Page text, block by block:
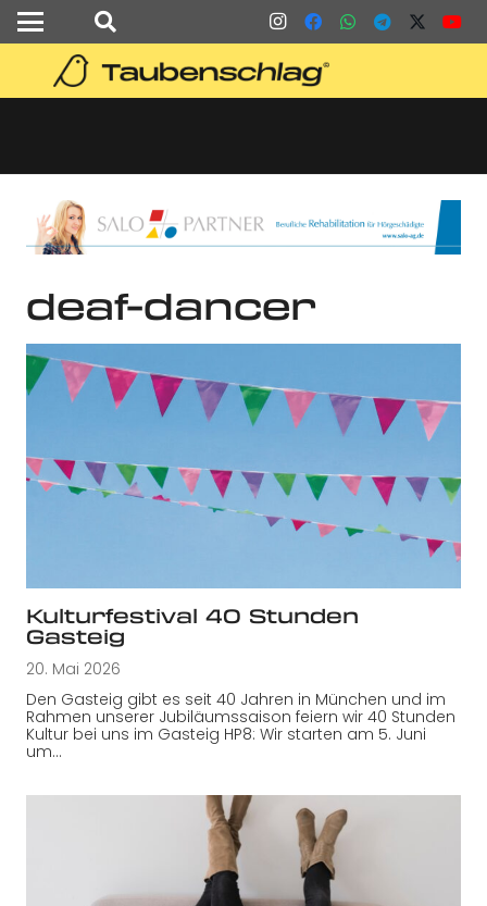
deaf-dancer
Kulturfestival 40 Stunden
Gasteig
20. Mai 2026
Den Gasteig gibt es seit 40 Jahren in München und im
Rahmen unserer Jubiläumssaison feiern wir 40 Stunden
Kultur bei uns im Gasteig HP8: Wir starten am 5. Juni
um…